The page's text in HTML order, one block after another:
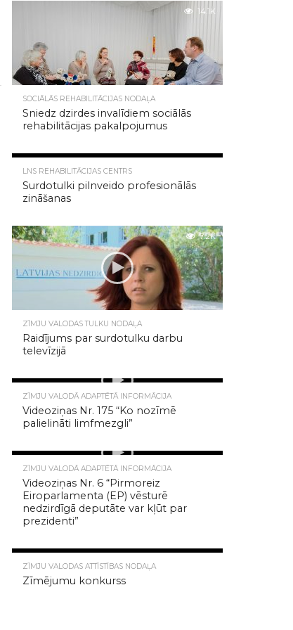
14.1K
SOCIĀLĀS REHABILITĀCIJAS NODAĻA
Sniedz dzirdes invalīdiem sociālās
rehabilitācijas pakalpojumus
LNS REHABILITĀCIJAS CENTRS
Surdotulki pilnveido profesionālās
zināšanas
7.2K
ZĪMJU VALODAS TULKU NODAĻA
Raidījums par surdotulku darbu
televīzijā
ZĪMJU VALODĀ ADAPTĒTĀ INFORMĀCIJA
Videoziņas Nr. 175 “Ko nozīmē
palielināti limfmezgli”
ZĪMJU VALODĀ ADAPTĒTĀ INFORMĀCIJA
Videoziņas Nr. 6 “Pirmoreiz
Eiroparlamenta (EP) vēsturē
nedzirdīgā deputāte var kļūt par
prezidenti”
ZĪMJU VALODAS ATTĪSTĪBAS NODAĻA
Zīmējumu konkurss